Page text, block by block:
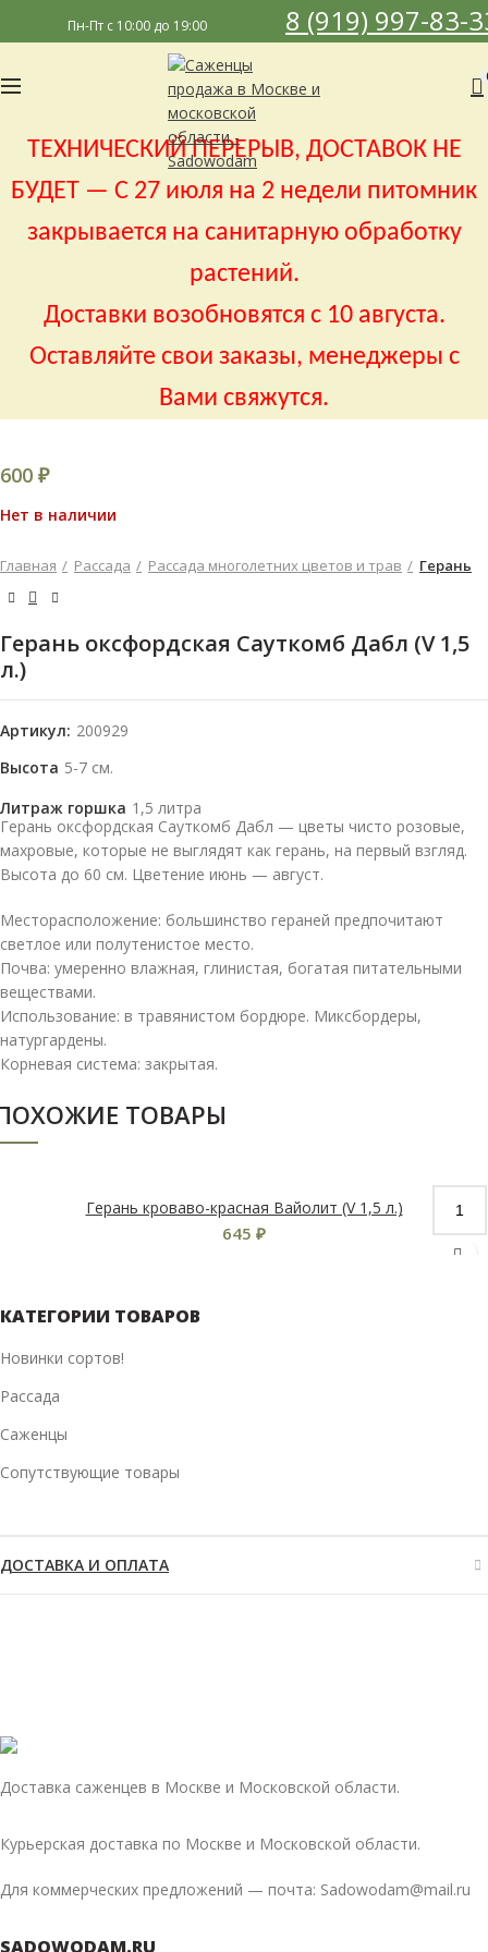
Пн-Пт с 10:00 до 19:00 8 (919) 997-83-
ТЕХНИЧЕСКИЙ ПЕРЕРЫВ, ДОСТАВОК НЕ
БУДЕТ — С 27 июля на 2 недели питомник
закрывается на санитарную обработку
растений.
Доставки возобновятся с 10 августа.
Оставляйте свои заказы, менеджеры с
Вами свяжутся.
600 ₽
Нет в наличии
Главная Рассада Рассада многолетних цветов и трав Герань
Герань оксфордская Сауткомб Дабл (V 1,5
л.)
Артикул: 200929
Высота 5-7 см.
Литраж горшка 1,5 литра
Герань оксфордская Сауткомб Дабл — цветы чисто розовые,
махровые, которые не выглядят как герань, на первый взгляд.
Высота до 60 см. Цветение июнь — август.
Месторасположение: большинство гераней предпочитают
светлое или полутенистое место.
Почва: умеренно влажная, глинистая, богатая питательными
веществами.
Использование: в травянистом бордюре. Миксбордеры,
натургардены.
Корневая система: закрытая.
ТОВАРЫ
Герань кроваво-красная Вайолит (V 1,5 л.)
645 ₽
КАТЕГОРИИ ТОВАРОВ
Новинки сортов!
Рассада
Саженцы
Сопутствующие товары
ДОСТАВКА И ОПЛАТА
Доставка саженцев в Москве и Московской области.
Курьерская доставка по Москве и Московской области.
Для коммерческих предложений — почта: Sadowodam@mail.ru
SADOWODAM.RU